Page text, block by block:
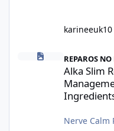
karineeuk
Alka Slim Reviews:
REPAROS
Alka Slim
Nerve Calm